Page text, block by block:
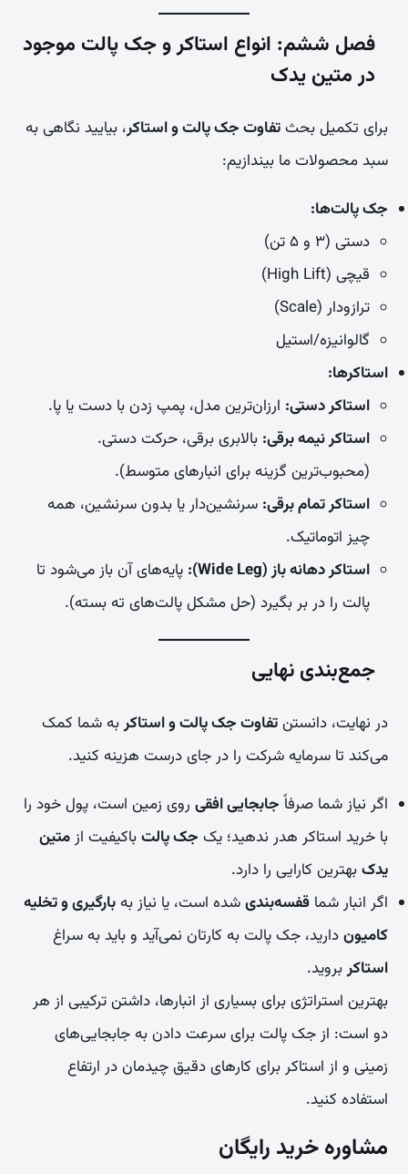
فصل ششم: انواع استاکر و جک پالت موجود
در متین یدک
برای تکمیل بحثتفاوت جک پالت و استاکر، بیایید نگاهی به
سبد محصولات ما بیندازیم:
جک پالت‌ها:
دستی (۳ و ۵ تن)
قیچی (High Lift)
ترازودار (Scale)
گالوانیزه/استیل
استاکرها:
استاکر دستی: ارزان‌ترین مدل، پمپ زدن با دست یا پا.
استاکر نیمه برقی: بالابری برقی، حرکت دستی.
(محبوب‌ترین گزینه برای انبارهای متوسط).
استاکر تمام برقی: سرنشین‌دار یا بدون سرنشین، همه
چیز اتوماتیک.
استاکر دهانه باز (Wide Leg):
پایه‌های آن باز می‌شود تا
پالت را در بر بگیرد (حل مشکل پالت‌های ته بسته).
جمع‌بندی نهایی
در نهایت، دانستنتفاوت جک پالت و استاکربه شما کمک
می‌کند تا سرمایه شرکت را در جای درست هزینه کنید.
اگر نیاز شما صرفاًجابجایی افقی روی زمین است، پول خود را
با خرید استاکر هدر ندهید؛ یک جک پالتباکیفیت ازمتین
یدکبهترین کارایی را دارد.
اگر انبار شماقفسه‌بندیشده است، یا نیاز بهبارگیری و تخلیه
کامیوندارید، جک پالت به کارتان نمی‌آید و باید به سراغ
استاکربروید.
بهترین استراتژی برای بسیاری از انبارها، داشتن ترکیبی از هر
دو است: از جک پالت برای سرعت دادن به جابجایی‌های
زمینی و از استاکر برای کارهای دقیق چیدمان در ارتفاع
استفاده کنید.
مشاوره خرید رایگان